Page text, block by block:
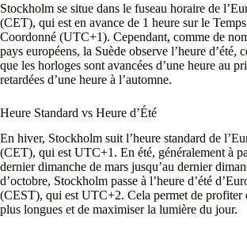
Stockholm se situe dans le fuseau horaire de
(CET), qui est en avance de 1 heure sur le
Coordonné (UTC+1). Cependant, comme de
pays européens, la Suède observe l’heure d’été,
que les horloges sont avancées d’une heure au
retardées d’une heure à l’automne.
Heure Standard vs Heure d’Été
En hiver, Stockholm suit l’heure standard de
(CET), qui est UTC+1. En été, généralement à
dernier dimanche de mars jusqu’au dernier
d’octobre, Stockholm passe à l’heure d’été
(CEST), qui est UTC+2. Cela permet de profiter
plus longues et de maximiser la lumière du jour.